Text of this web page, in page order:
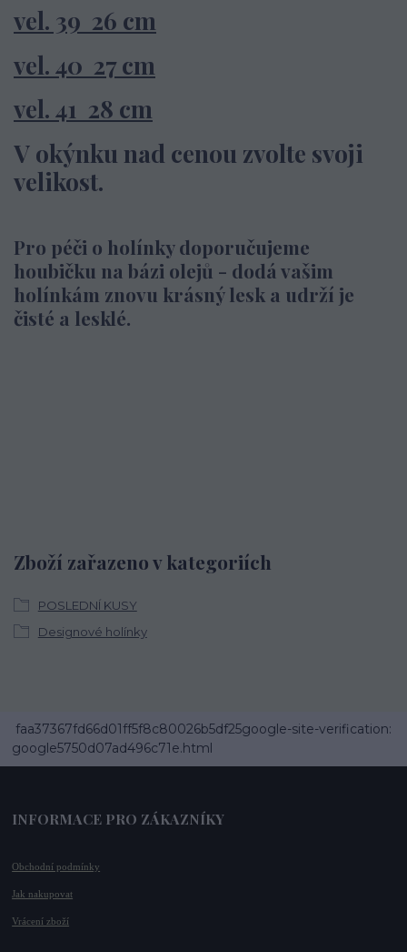
vel. 39 26 cm
vel. 40 27 cm
vel. 41 28 cm
V okýnku nad cenou zvolte svoji
velikost.
Pro péči o holínky doporučujeme
houbičku na bázi olejů - dodá vašim
holínkám znovu krásný lesk a udrží je
čisté a lesklé.
Zboží zařazeno v kategoriích
POSLEDNÍ KUSY
Designové holínky
faa37367fd66d01ff5f8c80026b5df25google-site-verification:
google5750d07ad496c71e.html
INFORMACE PRO ZÁKAZNÍKY
Obchodní podmínky
Jak nakupovat
Vrácení zboží